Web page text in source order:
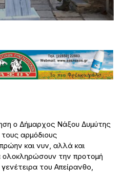
ο Δήμαρχος Νάξου Δυμύτης
αρμόδιους
και νυν, αλλά και
ολοκληρώσουν την προτομή
του Απείρανθο,